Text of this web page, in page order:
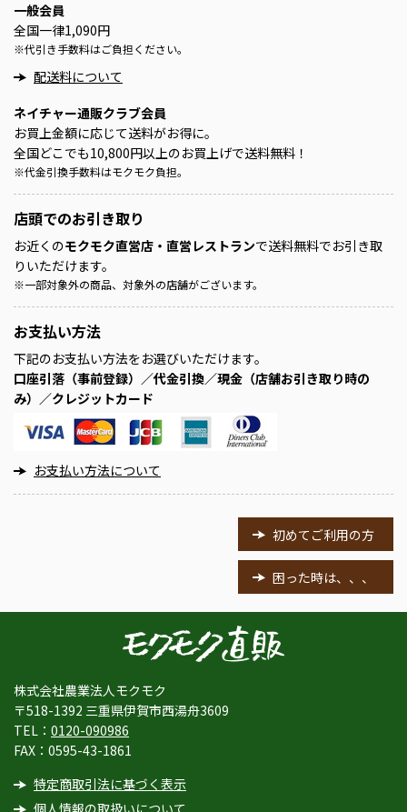
一般会員
全国一律1,090円
※代引き手数料はご負担ください。
配送料について
ネイチャー通販クラブ会員
お買上金額に応じて送料がお得に。
全国どこでも10,800円以上のお買上げで送料無料！
※代金引換手数料はモクモク負担。
店頭でのお引き取り
お近くのモクモク直営店・直営レストランで送料無料でお引き取
りいただけます。
※一部対象外の商品、対象外の店舗がございます。
お支払い方法
下記のお支払い方法をお選びいただけます。
口座引落（事前登録）／代金引換／現金（店舗お引き取り時の
み）／クレジットカード
お支払い方法について
初めてご利用の方
困った時は、、、
株式会社農業法人モクモク
〒518-1392 三重県伊賀市西湯舟3609
TEL： 0120-090986
FAX：0595-43-1861
特定商取引法に基づく表示